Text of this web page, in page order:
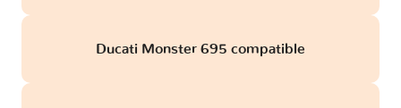
Ducati Monster 695 compatible